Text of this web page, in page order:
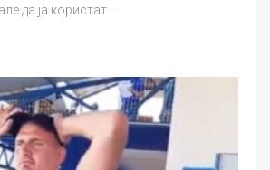
да ја користат…